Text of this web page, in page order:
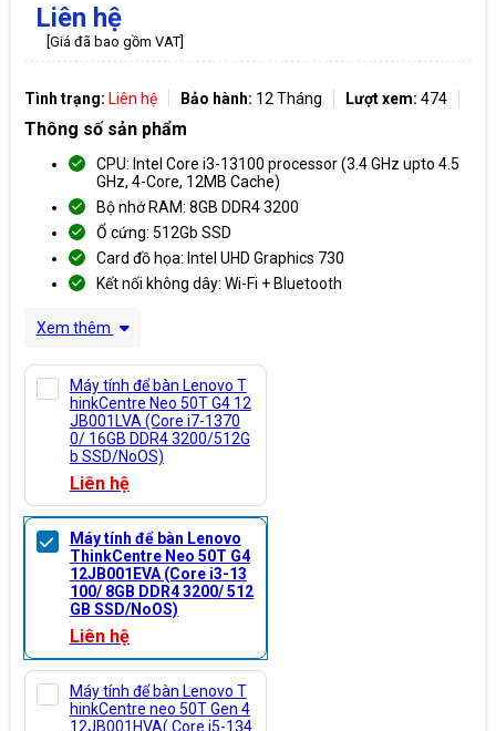
Liên hệ
[Giá đã bao gồm VAT]
Tình trạng: Liên hệ Bảo hành: 12 Tháng Lượt xem: 474
Thông số sản phẩm
CPU: Intel Core i3-13100 processor (3.4 GHz upto 4.5
GHz, 4-Core, 12MB Cache)
Bộ nhớ RAM: 8GB DDR4 3200
Ổ cứng: 512Gb SSD
Card đồ họa: Intel UHD Graphics 730
Kết nối không dây: Wi-Fi + Bluetooth
Xem thêm
Máy tính để bàn Lenovo T
hinkCentre Neo 50T G4 12
JB001LVA (Core i7-1370
0/ 16GB DDR4 3200/512G
b SSD/NoOS)
Liên hệ
Máy tính để bàn Lenovo
ThinkCentre Neo 50T G4
12JB001EVA (Core i3-13
100/ 8GB DDR4 3200/ 512
GB SSD/NoOS)
Liên hệ
Máy tính để bàn Lenovo T
hinkCentre neo 50T Gen 4
12JB001HVA( Core i5-134